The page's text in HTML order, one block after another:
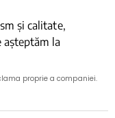
și calitate,
așteptăm la
proprie a companiei.